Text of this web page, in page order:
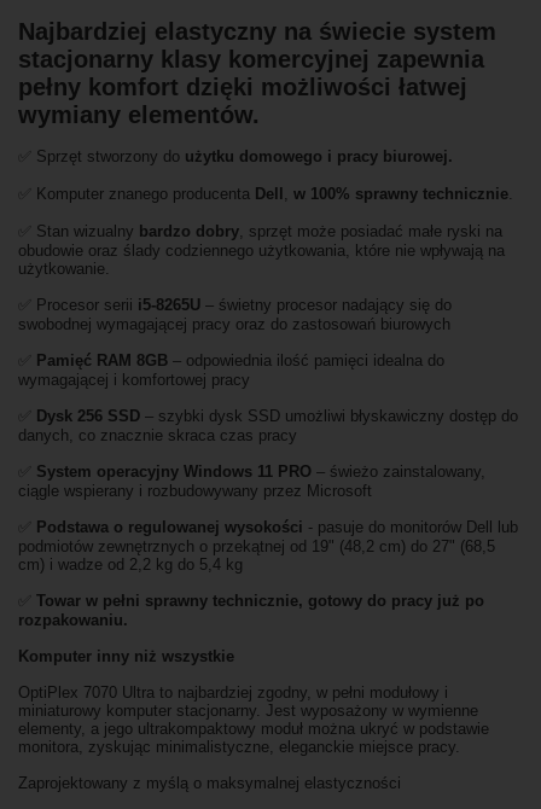
Najbardziej elastyczny na świecie system
stacjonarny klasy komercyjnej zapewnia
pełny komfort dzięki możliwości łatwej
wymiany elementów.
✅ Sprzęt stworzony do użytku domowego i pracy biurowej.
✅ Komputer znanego producenta Dell , w 100% sprawny technicznie.
✅ Stan wizualny bardzo dobry, sprzęt może posiadać małe ryski na
obudowie oraz ślady codziennego użytkowania, które nie wpływają na
użytkowanie.
✅ Procesor serii i5-8265U – świetny procesor nadający się do
swobodnej wymagającej pracy oraz do zastosowań biurowych
Pamięć RAM 8GB – odpowiednia ilość pamięci idealna do
wymagającej i komfortowej pracy
Dysk 256 SSD – szybki dysk SSD umożliwi błyskawiczny dostęp do
danych, co znacznie skraca czas pracy
System operacyjny Windows 11 PRO – świeżo zainstalowany,
ciągle wspierany i rozbudowywany przez Microsoft
Podstawa o regulowanej wysokości - pasuje do monitorów Dell lub
podmiotów zewnętrznych o przekątnej od 19" (48,2 cm) do 27" (68,5
cm) i wadze od 2,2 kg do 5,4 kg
Towar w pełni sprawny technicznie, gotowy do pracy już po
rozpakowaniu.
Komputer inny niż wszystkie
OptiPlex 7070 Ultra to najbardziej zgodny, w pełni modułowy i
miniaturowy komputer stacjonarny. Jest wyposażony w wymienne
elementy, a jego ultrakompaktowy moduł można ukryć w podstawie
monitora, zyskując minimalistyczne, eleganckie miejsce pracy.
Zaprojektowany z myślą o maksymalnej elastyczności